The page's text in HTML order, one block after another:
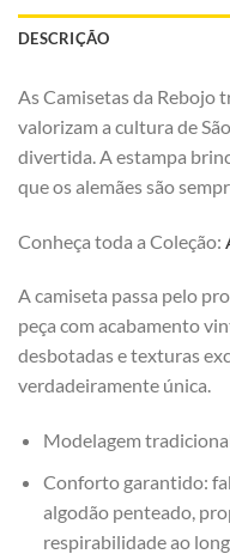
DESCRIÇÃO
As Camisetas da Rebojo
valorizam a cultura de
divertida. A estampa
que os alemães são
Conheça toda a Coleção:
A camiseta passa pelo
peça com acabamento
desbotadas e texturas
verdadeiramente única.
Modelagem
Conforto garantido:
algodão penteado,
respirabilidade ao